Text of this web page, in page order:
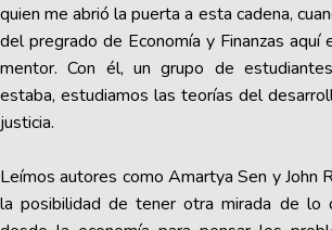
quien me abrió la puerta a esta cadena,
del pregrado de Economía y Finanzas aquí
mentor. Con él, un grupo de
estaba, estudiamos las teorías del
justicia.
Leímos autores como Amartya Sen y John
la posibilidad de tener otra mirada de lo